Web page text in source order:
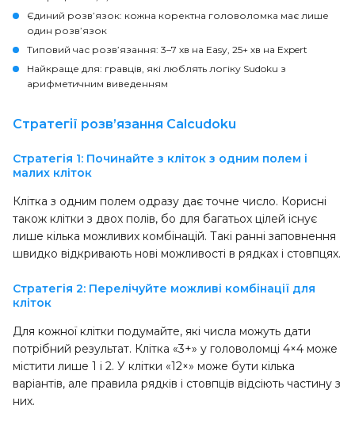
Єдиний розв’язок: кожна коректна головоломка має лише
один розв’язок
Типовий час розв’язання: 3–7 хв на Easy, 25+ хв на Expert
Найкраще для: гравців, які люблять логіку Sudoku з
арифметичним виведенням
Стратегії розв’язання Calcudoku
Стратегія 1: Починайте з кліток з одним полем і
малих кліток
Клітка з одним полем одразу дає точне число. Корисні
також клітки з двох полів, бо для багатьох цілей існує
лише кілька можливих комбінацій. Такі ранні заповнення
швидко відкривають нові можливості в рядках і стовпцях.
Стратегія 2: Перелічуйте можливі комбінації для
кліток
Для кожної клітки подумайте, які числа можуть дати
потрібний результат. Клітка «3+» у головоломці 4×4 може
містити лише 1 і 2. У клітки «12×» може бути кілька
варіантів, але правила рядків і стовпців відсіють частину з
них.